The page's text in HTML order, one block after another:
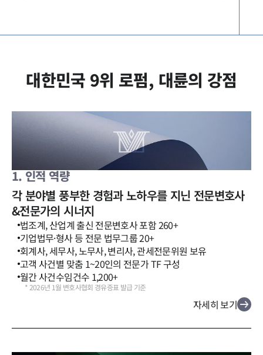
대한민국 9위 로펌, 대륜의 강점
1. 인적 역량
각 분야별 풍부한 경험과 노하우를 지닌 전문변호사
&전문가의 시너지
법조계, 산업계 출신 전문변호사 포함 260+
기업법무·형사 등 전문 법무그룹 20+
회계사, 세무사, 노무사, 변리사, 관세전문위원 보유
고객 사건별 맞춤 1~20인의 전문가 TF 구성
월간 사건수임건수 1,200+
* 2026년 1월 변호사협회 경유증표 발급 기준
자세히 보기